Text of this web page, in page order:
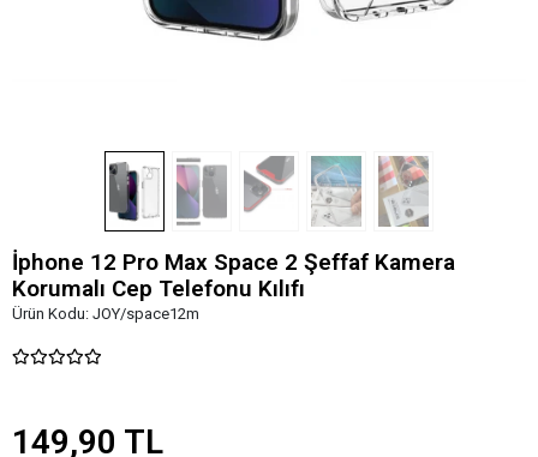
İphone 12 Pro Max Space 2 Şeffaf Kamera
Korumalı Cep Telefonu Kılıfı
Ürün Kodu: JOY/space12m
149,90 TL